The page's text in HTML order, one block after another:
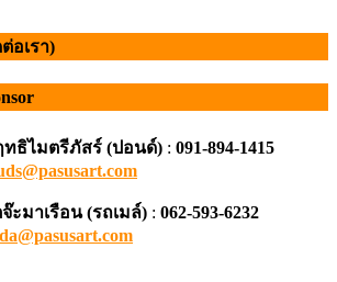
อเรา)
ธิไมตรีภัสร์ (ปอนด์) : 091-894-1415
ะมาเรือน (รถเมล์) : 062-593-6232